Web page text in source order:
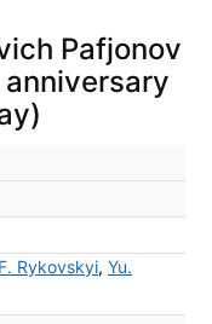
Pafjonov
Rykovskyi, Yu.